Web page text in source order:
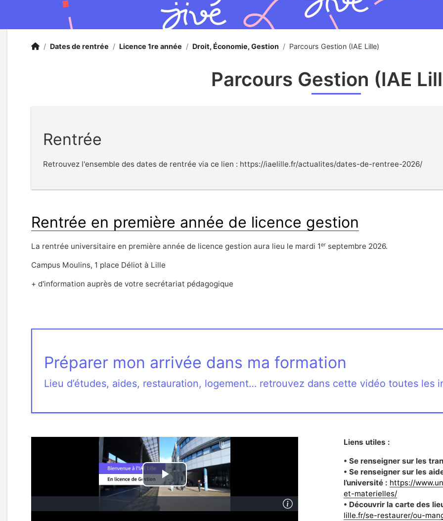
Accueil
Accueil
/ Dates de rentrée / Licence 1re année / Droit, Économie, Gestion / Parcours Gestion (IAE Lille)
Parcours Gestion (IAE
Rentrée
Retrouvez l'ensemble des dates de rentrée via ce lien : https://iaelille.fr/actualites/dates-de-rentree-2026/
Rentrée en première année de licence gestion
La rentrée universitaire en première année de licence gestion aura lieu le mardi 1er septembre 2026.
Campus Moulins, 1 place Déliot à Lille
+ d'information auprès de votre secrétariat pédagogique
Préparer mon arrivée dans ma formation
Lieu d’études, aides, restauration, logement… retrouvez dans cette vidéo toutes les
Liens utiles :
• Se renseigner sur les
• Se renseigner sur les
l’université : https://
et-materielles/
• Découvrir la carte des
lille.fr/se-restaurer/ou-